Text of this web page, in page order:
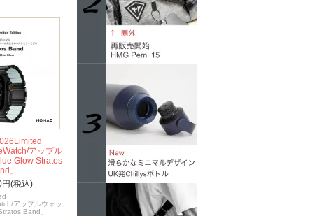
アップル
Glow Stratos
」
(税込)
アップルウォッ
Band」